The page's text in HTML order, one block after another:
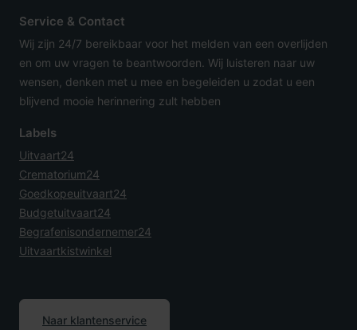
Service & Contact
Wij zijn 24/7 bereikbaar voor het melden van een overlijden
en om uw vragen te beantwoorden. Wij luisteren naar uw
wensen, denken met u mee en begeleiden u zodat u een
blijvend mooie herinnering zult hebben
Labels
Uitvaart24
Crematorium24
Goedkopeuitvaart24
Budgetuitvaart24
Begrafenisondernemer24
Uitvaartkistwinkel
Naar klantenservice